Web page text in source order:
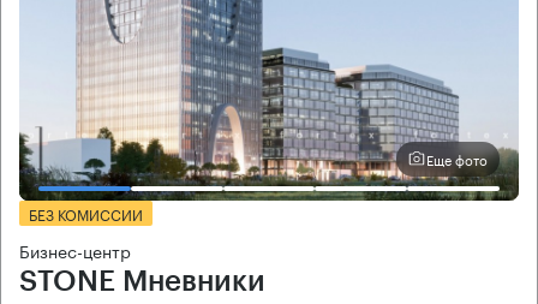
Еще фото
БЕЗ КОМИССИИ
Бизнес-центр
STONE Мневники